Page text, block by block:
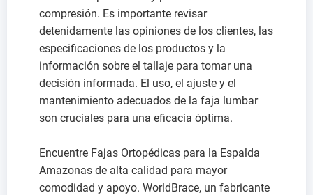
compresión. Es importante revisar
detenidamente las opiniones de los clientes, las
especificaciones de los productos y la
información sobre el tallaje para tomar una
decisión informada. El uso, el ajuste y el
mantenimiento adecuados de la faja lumbar
son cruciales para una eficacia óptima.
Encuentre Fajas Ortopédicas para la Espalda
Amazonas de alta calidad para mayor
comodidad y apoyo. WorldBrace, un fabricante